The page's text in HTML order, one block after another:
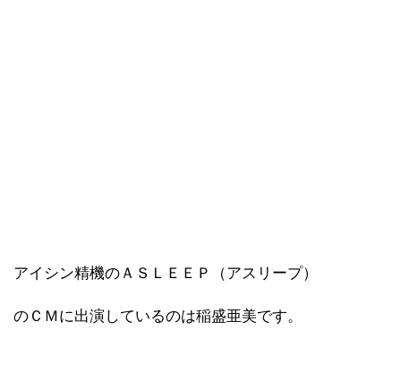
アイシン精機のＡＳＬＥＥＰ（アスリープ）
のＣＭに出演しているのは稲盛亜美です。